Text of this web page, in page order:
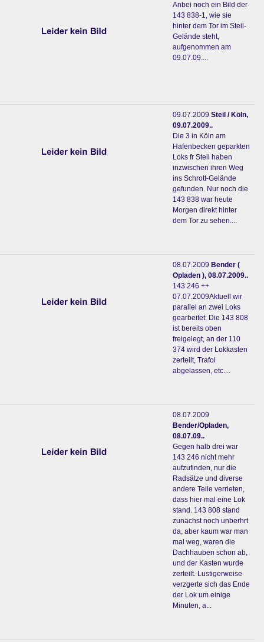
Anbei noch ein Bild der
143 838-1, wie sie
hinter dem Tor im Steil-
Gelände steht,
aufgenommen am
09.07.09....
09.07.2009 Steil / Köln,
09.07.2009..
Die 3 in Köln am
Hafenbecken geparkten
Loks fr Steil haben
inzwischen ihren Weg
ins Schrott-Gelände
gefunden. Nur noch die
143 838 war heute
Morgen direkt hinter
dem Tor zu sehen....
08.07.2009 Bender (
Opladen ), 08.07.2009..
143 246 ++
07.07.2009Aktuell wir
parallel an zwei Loks
gearbeitet: Die 143 808
ist bereits oben
freigelegt, an der 110
374 wird der Lokkasten
zerteilt, Trafol
abgelassen, etc....
08.07.2009
Bender/Opladen,
08.07.09..
Gegen halb drei war
143 246 nicht mehr
aufzufinden, nur die
Radsätze und diverse
andere Teile verrieten,
dass hier mal eine Lok
stand. 143 808 stand
zunächst noch unberhrt
da, aber kaum war man
mal weg, waren die
Dachhauben schon ab,
und der Kasten wurde
zerteilt. Lustigerweise
verzgerte sich das Ende
der Lok um einige
Minuten, a...